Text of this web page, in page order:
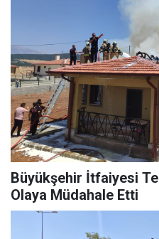
Büyükşehir İtfaiyesi
Olaya Müdahale Etti